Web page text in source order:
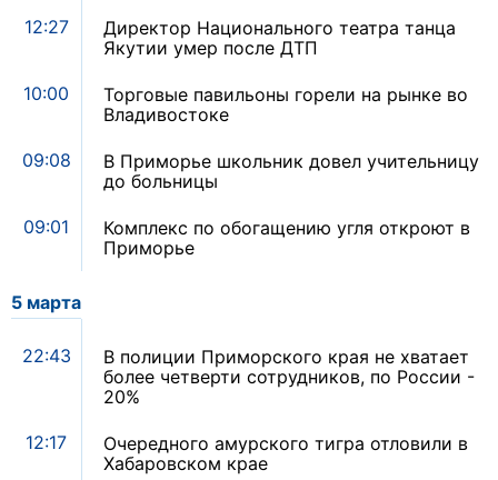
12:27
Директор Национального театра танца
Якутии умер после ДТП
10:00
Торговые павильоны горели на рынке во
Владивостоке
09:08
В Приморье школьник довел учительницу
до больницы
09:01
Комплекс по обогащению угля откроют в
Приморье
5 марта
22:43
В полиции Приморского края не хватает
более четверти сотрудников, по России -
20%
12:17
Очередного амурского тигра отловили в
Хабаровском крае